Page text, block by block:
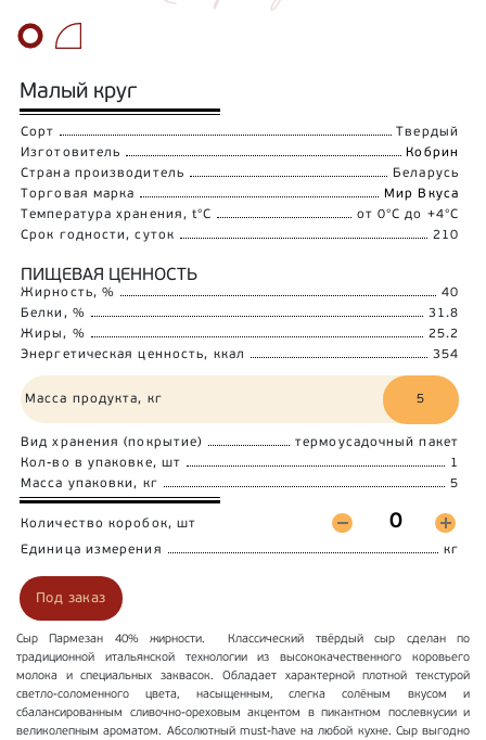
Малый круг
Сорт
Твердый
Изготовитель
Кобрин
Страна производитель
Беларусь
Торговая марка
Мир Вкуса
Температура хранения, t°C
от 0°C до +4°C
Срок годности, суток
210
ПИЩЕВАЯ ЦЕННОСТЬ
Жирность, %
40
Белки, %
31.8
Жиры, %
25.2
Энергетическая ценность, ккал
354
Масса продукта, кг 5
Вид хранения (покрытие)
термоусадочный пакет
Кол-во в упаковке, шт
1
Масса упаковки, кг
5
Количество коробок, шт
Единица измерения
кг
Под заказ
Сыр Пармезан 40% жирности. Классический твёрдый сыр сделан по
традиционной итальянской технологии из высококачественного коровьего
молока и специальных заквасок. Обладает характерной плотной текстурой
светло-соломенного цвета, насыщенным, слегка солёным вкусом и
сбалансированным сливочно-ореховым акцентом в пикантном послевкусии и
великолепным ароматом. Абсолютный must-have на любой кухне. Сыр выгодно